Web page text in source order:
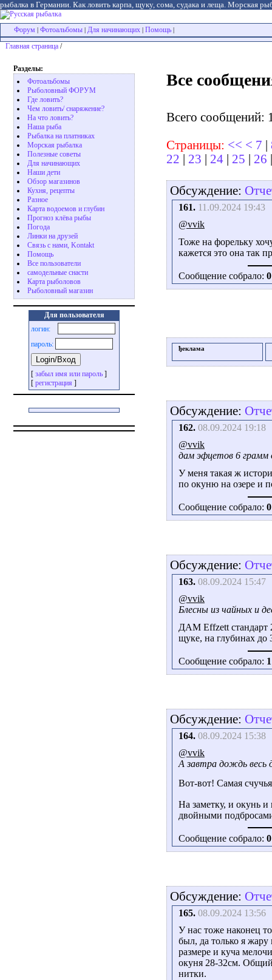
рыбалка в Германии. Как ловить карпа, щуку, сома, судака и леща. Морская
Форум Фотоальбомы Для начинающих Помощь
Главная страница /
Разделы:
Фотоальбомы
Рыболовный ФОРУМ
Где ловить?
Чем ловить/ снаряжение?
На что ловить?
Наша рыба
Рыбалка на платниках
Морская рыбалка
Полезные советы
Для начинающих
Наши дети
Обзор магазинов
Кухня, рецепты
Разное
Карта водоемов и глубин
Прогноз клёва рыбы
Погода
Линки на друзей
Связь с нами, Kontakt
Помощь
Все пользователи
самодельные снасти
Карта рыболовов
Рыболовный магазин
Для пользователя
логин:
пароль:
[ забыл имя или пароль ]
[ регистрация ]
Все
Всего сообщений:
Страницы: << < 7
22
23 24 25 26
Обсуждение:
161. 11.09.2024 19:43
@vvik
Тоже на форельку
кажется это она так
Сообщение собрало: 0
ђеклама
Обсуждение:
162. 08.09.2024 19:18
@vvik
дам эфцетов 6 грамм
У меня такая ж
по окуню на озере и
Сообщение собрало: 0
Обсуждение:
163. 08.09.2024 15:47
@vvik
Блесны из чайных и
ДАМ Effzett стандарт
щуке, на глубинах до
Сообщение собрало: 1
Обсуждение:
164. 08.09.2024 15:38
@vvik
А завтра дождь весь
Вот-вот! Самая
На заметку, и окунь
двойными
Сообщение собрало: 0
Обсуждение:
165. 08.09.2024 13:56
У нас тоже наконец
был, да только я
размере и куча
окуня 28-32см.
нитки.